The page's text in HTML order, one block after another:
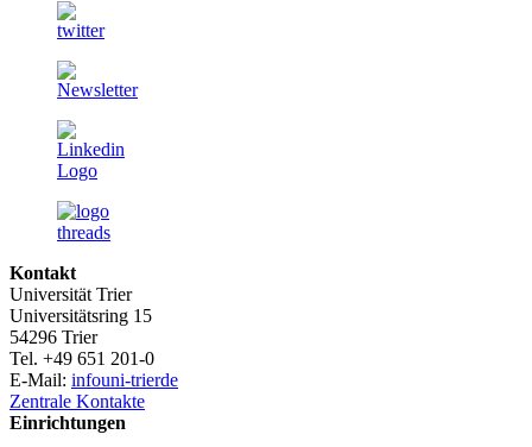
Kontakt
Universität Trier
Universitätsring 15
54296 Trier
Tel. +49 651 201-0
E-Mail: infouni-trierde
Zentrale Kontakte
Einrichtungen